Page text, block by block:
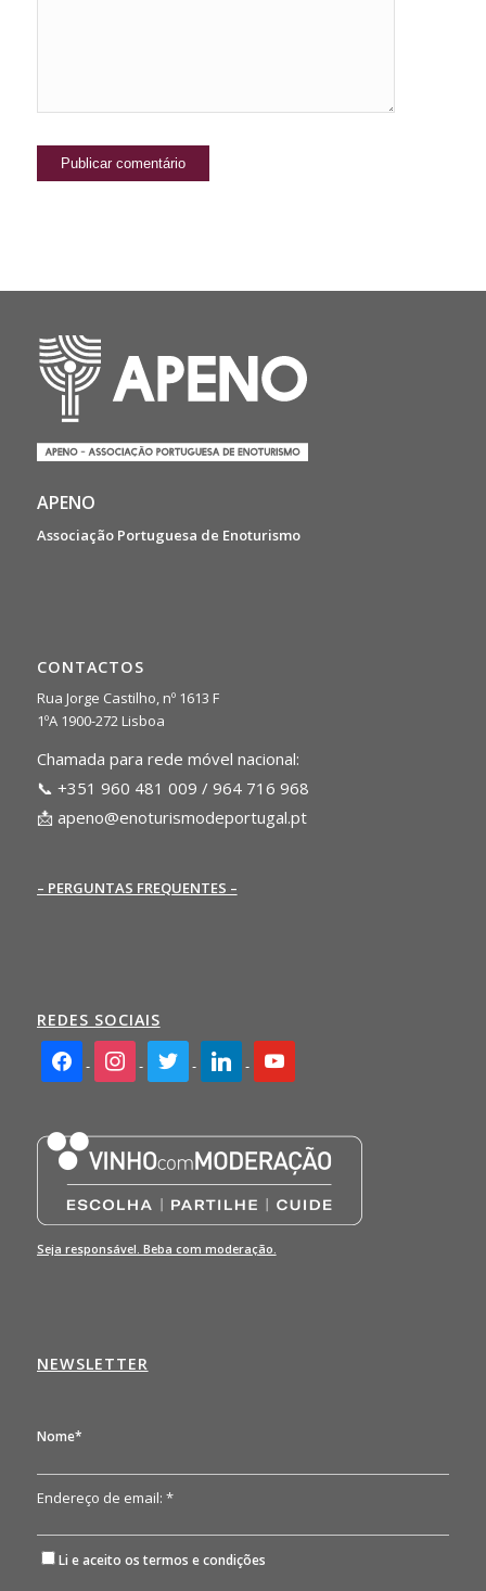
APENO
Associação Portuguesa de Enoturismo
CONTACTOS
Rua Jorge Castilho, nº 1613 F
1ºA 1900-272 Lisboa
Chamada para rede móvel nacional:
📞 +351 960 481 009 / 964 716 968
📩 apeno@enoturismodeportugal.pt
– PERGUNTAS FREQUENTES –
REDES SOCIAIS
facebook2instagramtwitter linkedin youtube
Seja responsável. Beba com moderação.
NEWSLETTER
Nome*
Endereço de email: *
Li e aceito os termos e condições